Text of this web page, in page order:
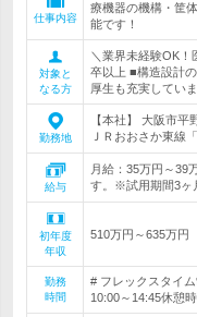
仕事内容
療機器の機構・筐
能です！
対象と
なる方
＼業界未経験OK！
卒以上 ■構造設計
厚生も充実してい
勤務地
【本社】 大阪市平
ＪＲおおさか東線
給与
月給：35万円～39
す。※試用期間3ヶ
初年度
年収
510万円～635万円
勤務
時間
# フレックスタイ
10:00～14:45休憩